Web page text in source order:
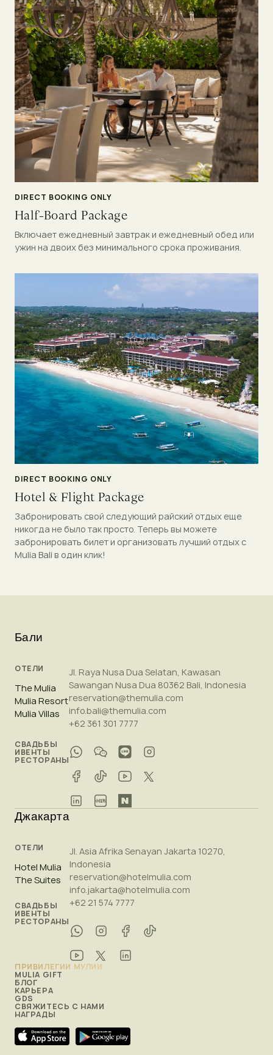
DIRECT BOOKING ONLY
Half-Board Package
Включает ежедневный завтрак и ежедневный обед или
ужин на двоих без минимального срока проживания.
DIRECT BOOKING ONLY
Hotel & Flight Package
Забронировать свой следующий райский отдых еще
никогда не было так просто. Теперь вы можете
забронировать билет и организовать лучший отдых с
Mulia Bali в один клик!
Бали
ОТЕЛИ
The Mulia
Mulia Resort
Mulia Villas
СВАДЬБЫ
ИВЕНТЫ
РЕСТОРАНЫ
Jl. Raya Nusa Dua Selatan, Kawasan
Sawangan Nusa Dua 80362 Bali, Indonesia
reservation@themulia.com
info.bali@themulia.com
+62 361 301 7777
Джакарта
ОТЕЛИ
Hotel Mulia
The Suites
СВАДЬБЫ
ИВЕНТЫ
РЕСТОРАНЫ
Jl. Asia Afrika Senayan Jakarta 10270,
Indonesia
reservation@hotelmulia.com
info.jakarta@hotelmulia.com
+62 21 574 7777
ПРИВИЛЕГИИ МУЛИИ
MULIA GIFT
БЛОГ
КАРЬЕРА
GDS
СВЯЖИТЕСЬ С НАМИ
НАГРАДЫ